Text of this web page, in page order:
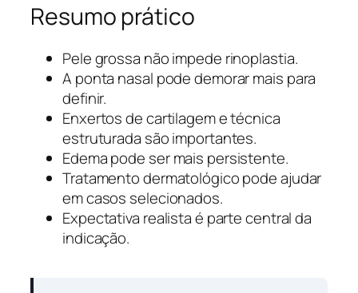
Resumo prático
Pele grossa não impede rinoplastia.
A ponta nasal pode demorar mais para
definir.
Enxertos de cartilagem e técnica
estruturada são importantes.
Edema pode ser mais persistente.
Tratamento dermatológico pode ajudar
em casos selecionados.
Expectativa realista é parte central da
indicação.